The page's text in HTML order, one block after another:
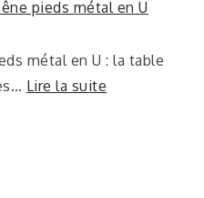
pieds métal en U
métal en U : la table
Lire la suite